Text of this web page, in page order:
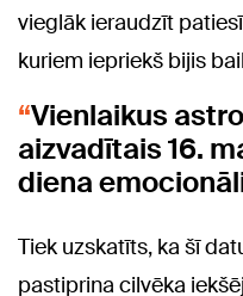
vieglāk ieraudzīt
kuriem iepriekš bijis
Vienlaikus
aizvadītais 16.
diena
Tiek uzskatīts, ka šī
pastiprina cilvēka